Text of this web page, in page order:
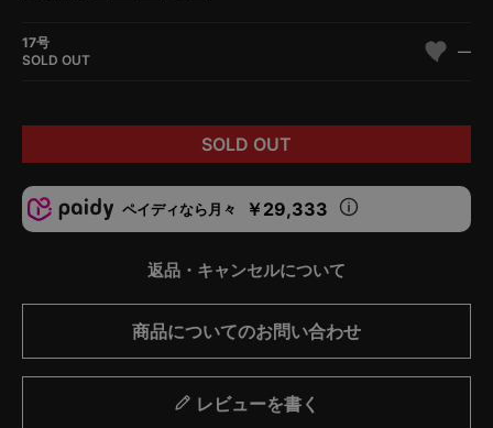
17号
SOLD OUT
—
SOLD OUT
ペイディなら月々 ￥29,333
返品・キャンセルについて
商品についてのお問い合わせ
レビューを書く